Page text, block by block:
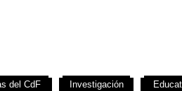
del CdF Investigación